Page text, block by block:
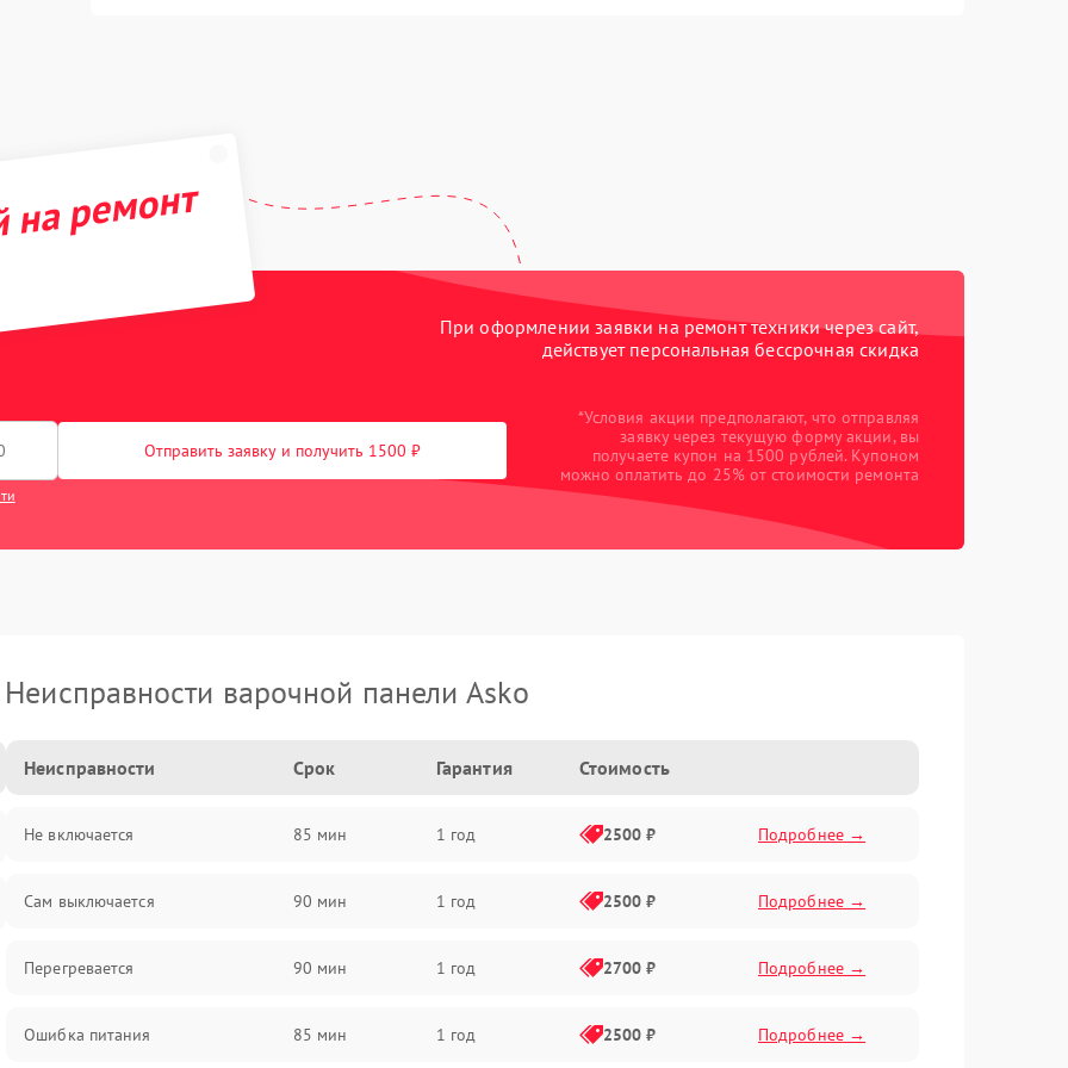
ремонт
При оформлении заявки на ремонт техники через сайт,
действует персональная бессрочная скидка
Отправить заявку и получить 1500 ₽
*Условия акции предполагают, что отправляя
заявку через текущую форму акции, вы
получаете купон на 1500 рублей. Купоном
можно оплатить до 25% от стоимости ремонта
Неисправности варочной панели Asko
Неисправности Срок Гарантия Стоимость
Не включается 85 мин 1 год 2500 ₽ Подробнее →
Сам выключается 90 мин 1 год 2500 ₽ Подробнее →
Перегревается 90 мин 1 год 2700 ₽ Подробнее →
Ошибка питания 85 мин 1 год 2500 ₽ Подробнее →